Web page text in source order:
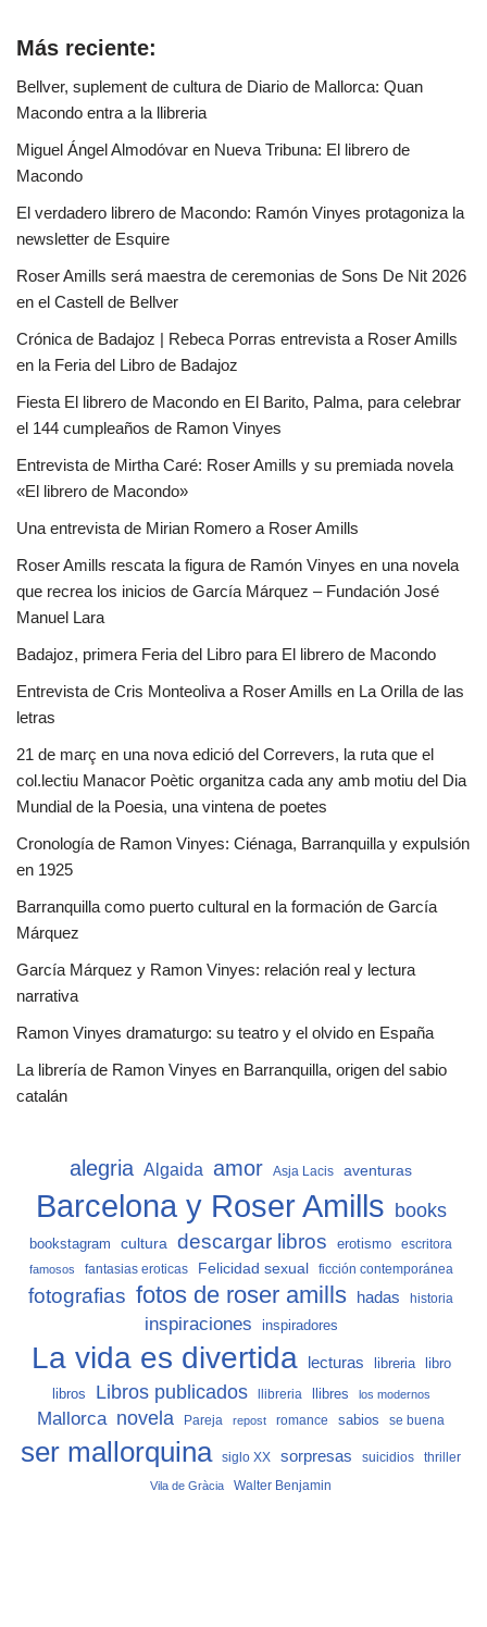
Más reciente:
Bellver, suplement de cultura de Diario de Mallorca: Quan
Macondo entra a la llibreria
Miguel Ángel Almodóvar en Nueva Tribuna: El librero de
Macondo
El verdadero librero de Macondo: Ramón Vinyes protagoniza la
newsletter de Esquire
Roser Amills será maestra de ceremonias de Sons De Nit 2026
en el Castell de Bellver
Crónica de Badajoz | Rebeca Porras entrevista a Roser Amills
en la Feria del Libro de Badajoz
Fiesta El librero de Macondo en El Barito, Palma, para celebrar
el 144 cumpleaños de Ramon Vinyes
Entrevista de Mirtha Caré: Roser Amills y su premiada novela
«El librero de Macondo»
Una entrevista de Mirian Romero a Roser Amills
Roser Amills rescata la figura de Ramón Vinyes en una novela
que recrea los inicios de García Márquez – Fundación José
Manuel Lara
Badajoz, primera Feria del Libro para El librero de Macondo
Entrevista de Cris Monteoliva a Roser Amills en La Orilla de las
letras
21 de març en una nova edició del Correvers, la ruta que el
col.lectiu Manacor Poètic organitza cada any amb motiu del Dia
Mundial de la Poesia, una vintena de poetes
Cronología de Ramon Vinyes: Ciénaga, Barranquilla y expulsión
en 1925
Barranquilla como puerto cultural en la formación de García
Márquez
García Márquez y Ramon Vinyes: relación real y lectura
narrativa
Ramon Vinyes dramaturgo: su teatro y el olvido en España
La librería de Ramon Vinyes en Barranquilla, origen del sabio
catalán
alegria Algaida amor Asja Lacis aventuras
Barcelona y Roser Amills books
bookstagram cultura descargar libros erotismo escritora
famosos fantasias eroticas Felicidad sexual ficción contemporánea
fotografias fotos de roser amills hadas historia
inspiraciones inspiradores
La vida es divertida lecturas libreria
libro
libros
Libros publicados llibreria llibres los modernos
Mallorca novela Pareja repost romance sabios se buena
ser mallorquina siglo XX sorpresas suicidios thriller
Vila de Gràcia Walter Benjamin